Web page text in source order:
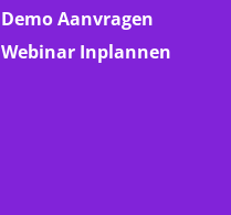
Demo Aanvragen
Webinar Inplannen